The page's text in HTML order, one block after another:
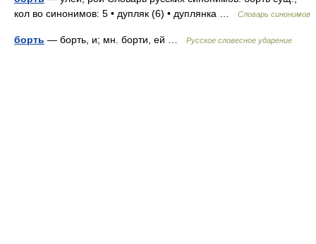
кол во синонимов: 5 • дупляк (6) • дуплянка …
Словарь синонимов
борть — борть, и; мн. борти, ей … Русское словесное ударение